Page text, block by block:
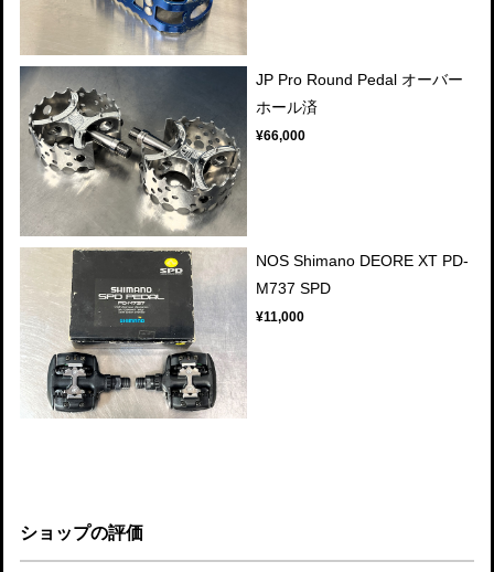
JP Pro Round Pedal オーバー
ホール済
¥66,000
NOS Shimano DEORE XT PD-
M737 SPD
¥11,000
ショップの評価